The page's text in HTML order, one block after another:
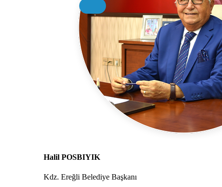
Halil POSBIYIK
Kdz. Ereğli Belediye Başkanı